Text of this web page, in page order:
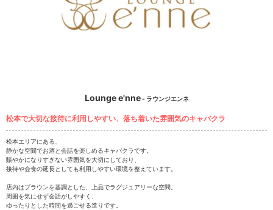
Lounge e'nne- ラウンジエンネ
松本で大切な接待に利用しやすい、落ち着いた雰囲気のキャバクラ
松本エリアにある、
静かな空間でお酒と会話を楽しめるキャバクラです。
賑やかになりすぎない雰囲気を大切にしており、
接待や会食の延長としても利用しやすい環境を整えています。
店内はブラウンを基調とした、上品でラグジュアリーな空間。
周囲を気にせず会話がしやすく、
ゆったりとした時間を過ごせる造りです。